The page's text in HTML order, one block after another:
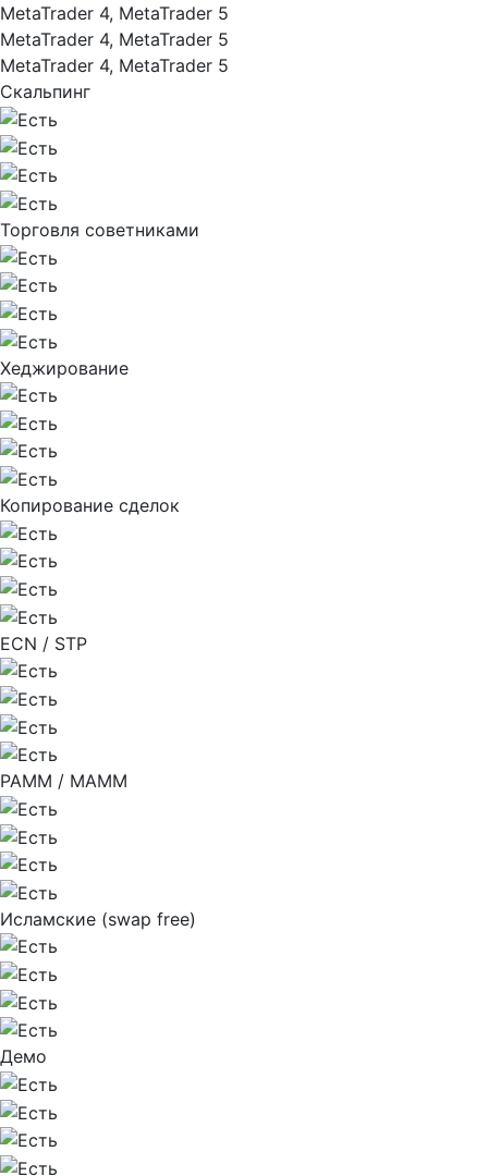
MetaTrader 4, MetaTrader 5
MetaTrader 4, MetaTrader 5
MetaTrader 4, MetaTrader 5
Скальпинг
Торговля советниками
Хеджирование
Копирование сделок
ECN / STP
PAMM / MAMM
Исламские (swap free)
Демо